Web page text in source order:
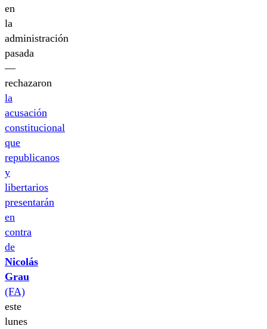
en
la
administración
pasada
—
rechazaron
la
acusación
constitucional
que
republicanos
y
libertarios
presentarán
en
contra
de
Nicolás
Grau
(FA)
este
lunes